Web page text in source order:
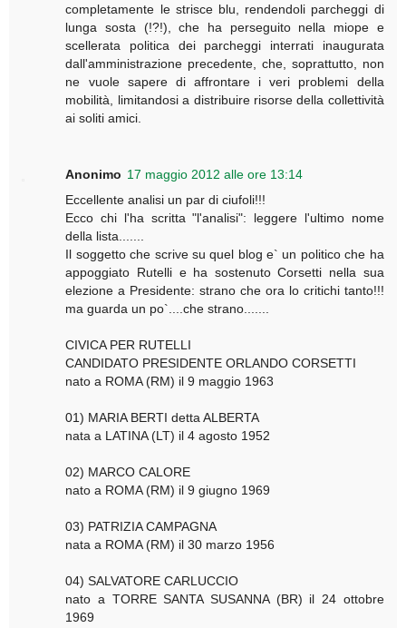
completamente le strisce blu, rendendoli parcheggi di
lunga sosta (!?!), che ha perseguito nella miope e
scellerata politica dei parcheggi interrati inaugurata
dall'amministrazione precedente, che, soprattutto, non
ne vuole sapere di affrontare i veri problemi della
mobilità, limitandosi a distribuire risorse della collettività
ai soliti amici.
Anonimo 17 maggio 2012 alle ore 13:14
Eccellente analisi un par di ciufoli!!!
Ecco chi l'ha scritta "l'analisi": leggere l'ultimo nome
della lista.......
Il soggetto che scrive su quel blog e` un politico che ha
appoggiato Rutelli e ha sostenuto Corsetti nella sua
elezione a Presidente: strano che ora lo critichi tanto!!!
ma guarda un po`....che strano.......
CIVICA PER RUTELLI
CANDIDATO PRESIDENTE ORLANDO CORSETTI
nato a ROMA (RM) il 9 maggio 1963
01) MARIA BERTI detta ALBERTA
nata a LATINA (LT) il 4 agosto 1952
02) MARCO CALORE
nato a ROMA (RM) il 9 giugno 1969
03) PATRIZIA CAMPAGNA
nata a ROMA (RM) il 30 marzo 1956
04) SALVATORE CARLUCCIO
nato a TORRE SANTA SUSANNA (BR) il 24 ottobre
1969